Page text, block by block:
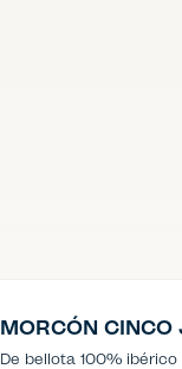
MORCÓN CINCO
De bellota 100% ibérico